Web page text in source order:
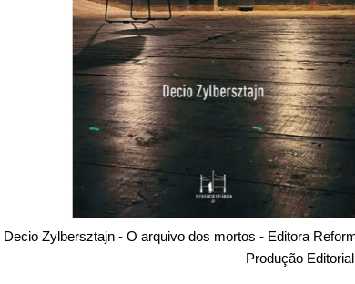
Decio Zylbersztajn - O arquivo dos mortos - Editora
Produção